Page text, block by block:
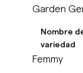
Garden
Nombre
variedad
Femmy